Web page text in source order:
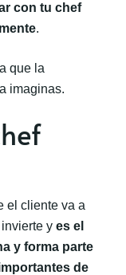
con tu chef
.
que la
imaginas.
el cliente va a
y es el
y forma parte
de